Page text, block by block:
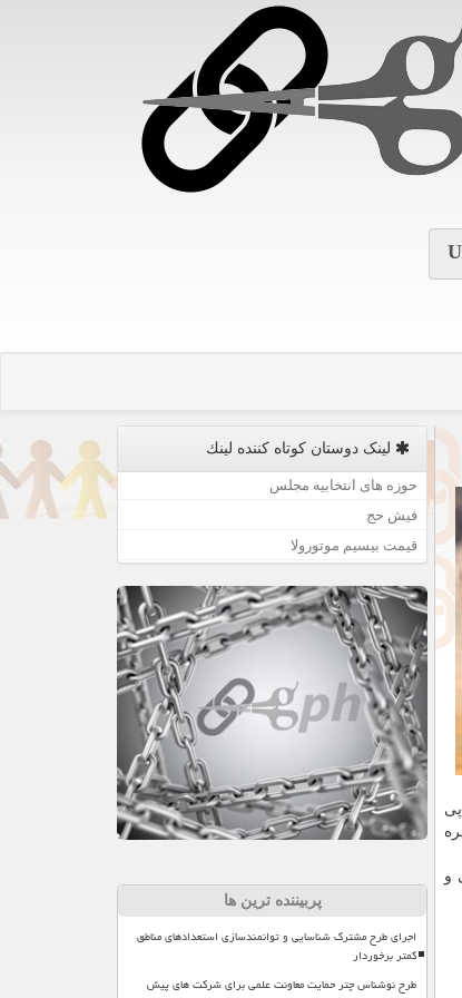
و
لینک دوستان كوتاه كننده لینك
حوزه های انتخابیه مجلس
فیش حج
قیمت بیسیم موتورولا
پربیننده ترین ها
اجرای طرح مشترک شناسایی و توانمندسازی استعدادهای مناطق
کمتر برخوردار
طرح نوشناس چتر حمایت معاونت علمی برای شرکت های پیش